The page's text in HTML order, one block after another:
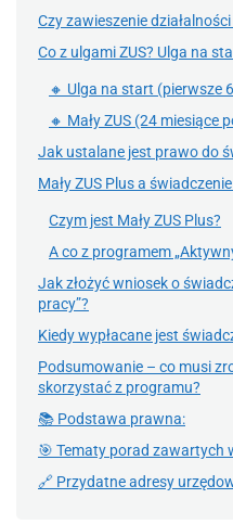
Czy zawieszenie
Co z ulgami ZUS? Ulga na
🔸 Ulga na start (pierwsze
🔸 Mały ZUS (24 miesiące
Jak ustalane jest prawo do
Mały ZUS Plus a
Czym jest Mały ZUS Plus?
A co z programem
Jak złożyć wniosek o
pracy”?
Kiedy wypłacane jest
Podsumowanie – co musi
skorzystać z programu?
📚 Podstawa prawna:
🎯 Tematy porad zawartych
🔗 Przydatne adresy